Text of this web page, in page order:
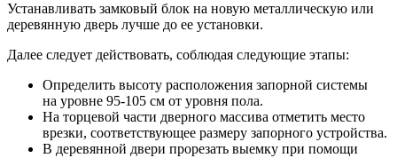
Устанавливать замковый блок на новую металлическую или
деревянную дверь лучше до ее установки.
Далее следует действовать, соблюдая следующие этапы:
Определить высоту расположения запорной системы
на уровне 95-105 см от уровня пола.
На торцевой части дверного массива отметить место
врезки, соответствующее размеру запорного устройства.
В деревянной двери прорезать выемку при помощи